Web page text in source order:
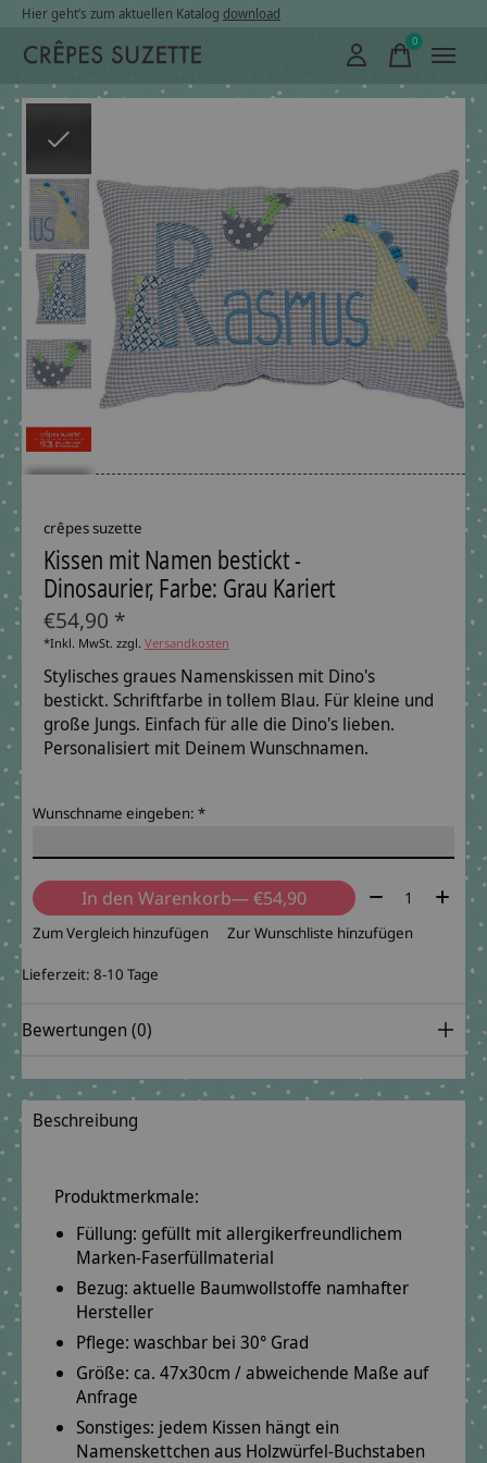
Hier geht’s zum aktuellen Katalog download
0items
crêpes suzette
Kissen mit Namen bestickt -
Dinosaurier, Farbe: Grau Kariert
€54,90 *
*Inkl. MwSt. zzgl. Versandkosten
Stylisches graues Namenskissen mit Dino's
bestickt. Schriftfarbe in tollem Blau. Für kleine und
große Jungs. Einfach für alle die Dino's lieben.
Personalisiert mit Deinem Wunschnamen.
Wunschname eingeben: *
In den Warenkorb — €54,90 Menge:
Zum Vergleich hinzufügen Zur Wunschliste hinzufügen
Lieferzeit: 8-10 Tage
Bewertungen (0)
Beschreibung
Produktmerkmale:
Füllung: gefüllt mit allergikerfreundlichem
Marken-Faserfüllmaterial
Bezug: aktuelle Baumwollstoffe namhafter
Hersteller
Pflege: waschbar bei 30° Grad
Größe: ca. 47x30cm / abweichende Maße auf
Anfrage
Sonstiges: jedem Kissen hängt ein
Namenskettchen aus Holzwürfel-Buchstaben